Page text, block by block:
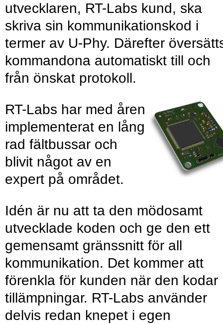
utvecklaren, RT-Labs kund, ska
skriva sin kommunikationskod i
termer av U-Phy. Därefter
kommandona automatiskt till och
från önskat protokoll.
RT-Labs har med åren
implementerat en lång
rad fältbussar och
blivit något av en
expert på området.
Idén är nu att ta den mödosamt
utvecklade koden och ge den ett
gemensamt gränssnitt för all
kommunikation. Det kommer att
förenkla för kunden när den kodar
tillämpningar. RT-Labs använder
delvis redan knepet i egen